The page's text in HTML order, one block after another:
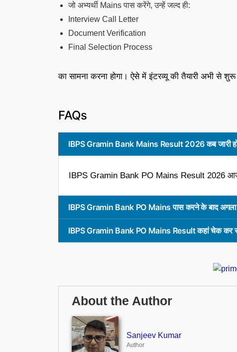
जो अभ्यर्थी Mains पास करेंगे, उन्हें जल्द ही:
Interview Call Letter
Document Verification
Final Selection Process
का सामना करना होगा। ऐसे में इंटरव्यू की तैयारी अभी से
FAQs
IBPS Gramin Bank Mains Result 2026 कब जारी
IBPS Gramin Bank PO Mains Result 2026 आज
IBPS Gramin Bank PO Mains पास करने के बाद अगला
IBPS Gramin Bank PO Mains Result कहां चेक कर
About the Author
Sanjeev Kumar
Author